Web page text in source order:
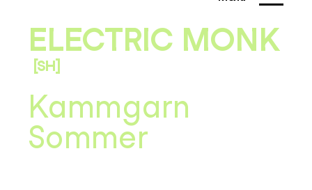
ELECTRIC MONK
[SH]
Kammgarn
Sommer